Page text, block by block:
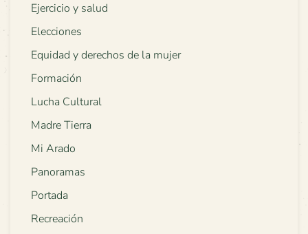
Ejercicio y salud
Elecciones
Equidad y derechos de la mujer
Formación
Lucha Cultural
Madre Tierra
Mi Arado
Panoramas
Portada
Recreación